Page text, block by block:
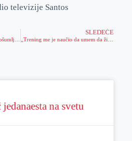
televizije Santos
SLEDEĆE
na svetu